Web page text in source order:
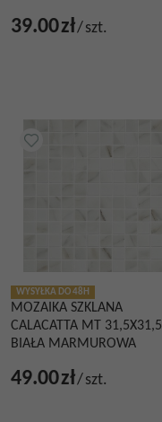
39.00zł/szt.
WYSYŁKA DO 48H
MOZAIKA SZKLANA
CALACATTA MT 31,5X31,5
BIAŁA MARMUROWA
49.00zł/szt.